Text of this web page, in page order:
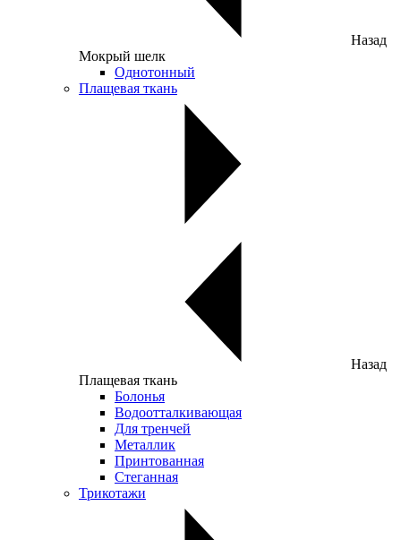
Назад
Мокрый шелк
Однотонный
Плащевая ткань
Назад
Плащевая ткань
Болонья
Водоотталкивающая
Для тренчей
Металлик
Принтованная
Стеганная
Трикотажи